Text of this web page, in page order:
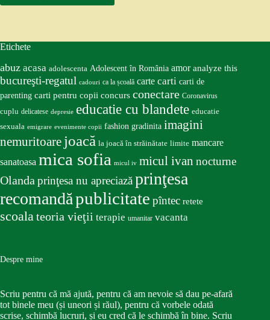
Etichete
abuz acasa adolescenta Adolescent în România amor analyze this
bucureşti-regatul cadouri ca la școală carte carti carti de
parenting carti pentru copii concurs conectare Coronavirus
cuplu delicatese depresie educatie cu blandete educatie
sexuala emigrare evenimente copii fashion gradinita imagini
nemuritoare joacă la joacă în străinătate limite mancare
sanatoasa mica sofia micul iv micul ivan nocturne
Olandaprinţesa nu apreciazăprinţesa
recomandăpublicitate pîntec retete
scoalateoria vieţii terapie umanitar vacanta
Despre mine
Scriu pentru că mă ajută, pentru că am nevoie să dau pe-afară
tot binele meu (și uneori și răul), pentru că vorbele odată
scrise, schimbă lucruri, și eu cred că le schimbă în bine. Scriu